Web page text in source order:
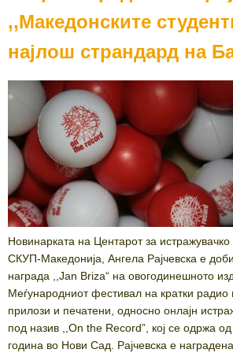
,,Македонските
најлош страндард на
Новинарката на Центарот за
СКУП-Македонија, Ангела Рајчевска е
награда ,,Jan Briza“ на овогодинешното
Меѓународниот фестивал на кратки радио
прилози и печатени, односно онлајн
под назив ,,On the Record”, кој се одржа
година во Нови Сад. Рајчевска е наградена